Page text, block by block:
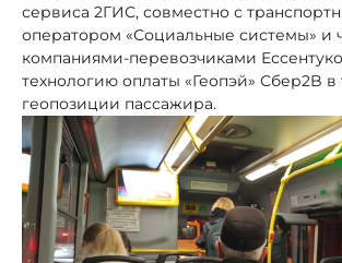
сервиса 2ГИС, совместно с
оператором «Социальные системы» и
компаниями-перевозчиками
технологию оплаты «Геопэй» Сбер2B в
геопозиции пассажира.